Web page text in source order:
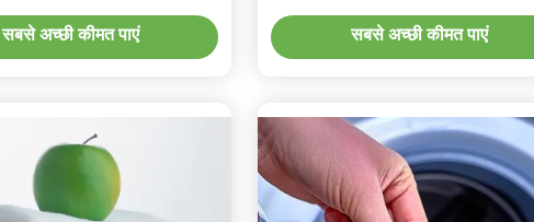
सबसे अच्छी कीमत पाएं सबसे अच्छी कीमत पाएं